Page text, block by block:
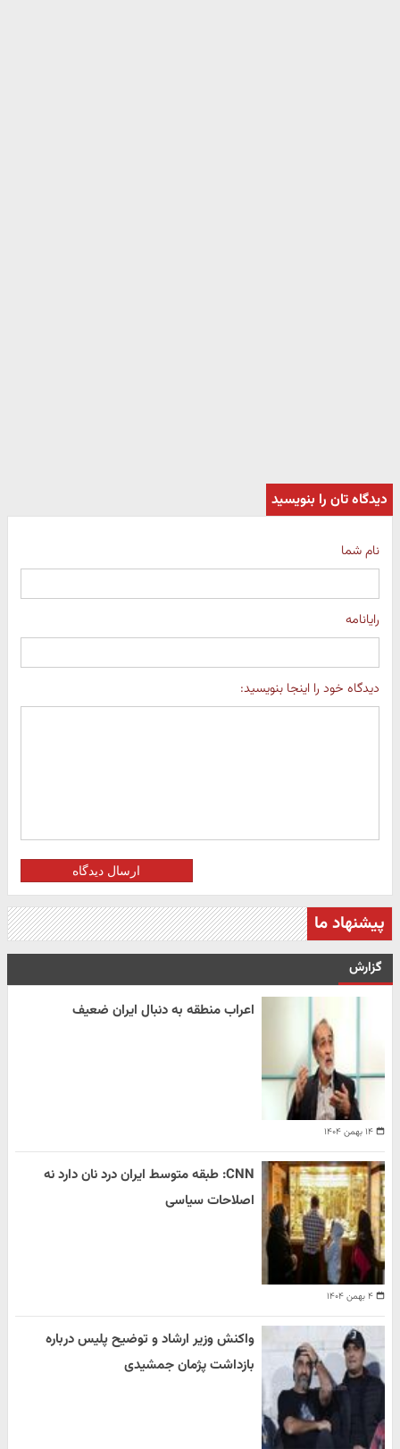
دیدگاه تان را بنویسید
نام شما
رایانامه
دیدگاه خود را اینجا بنویسید:
ارسال دیدگاه
پیشنهاد ما
گزارش
۱۴ بهمن ۱۴۰۴
اعراب منطقه به دنبال ایران ضعیف
۴ بهمن ۱۴۰۴
CNN: طبقه متوسط ایران درد نان دارد نه
اصلاحات سیاسی
واکنش وزیر ارشاد و توضیح پلیس درباره
بازداشت پژمان جمشیدی